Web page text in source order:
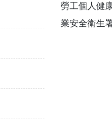
勞工個人健
業安全衛生